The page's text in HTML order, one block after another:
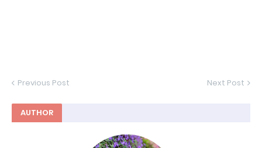
Previous Post Next Post
AUTHOR